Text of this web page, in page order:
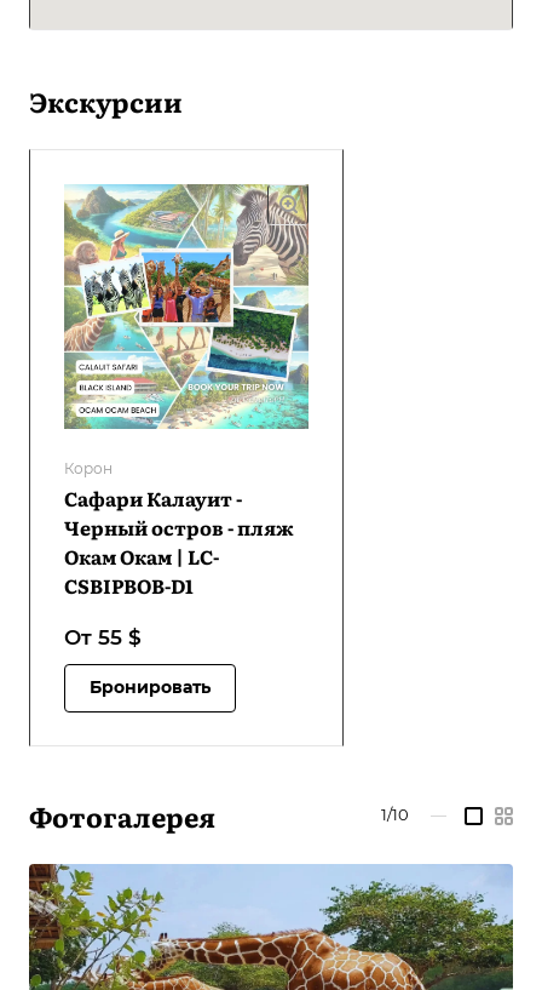
Экскурсии
Корон
Сафари Калауит -
Черный остров - пляж
Окам Окам | LC-
CSBIPBOB-D1
От 55 $
Бронировать
Фотогалерея 1/10 —